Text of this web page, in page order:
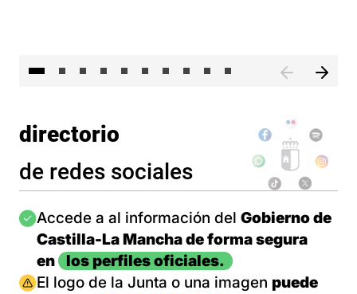
directorio
de redes sociales
Imagen
Accede a al información del Gobierno de
Castilla-La Mancha de forma segura
en
los perfiles oficiales.
Imagen
El logo de la Junta o una imagen puede